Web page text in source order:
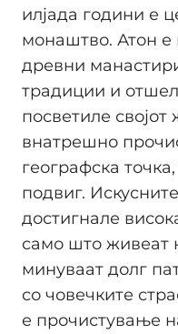
илјада години е
монаштво. Атон е
древни
традиции и
посветиле
внатрешно
географска
подвиг.
достигнале
само што живеат
минуваат долг
со човечките
е прочистување